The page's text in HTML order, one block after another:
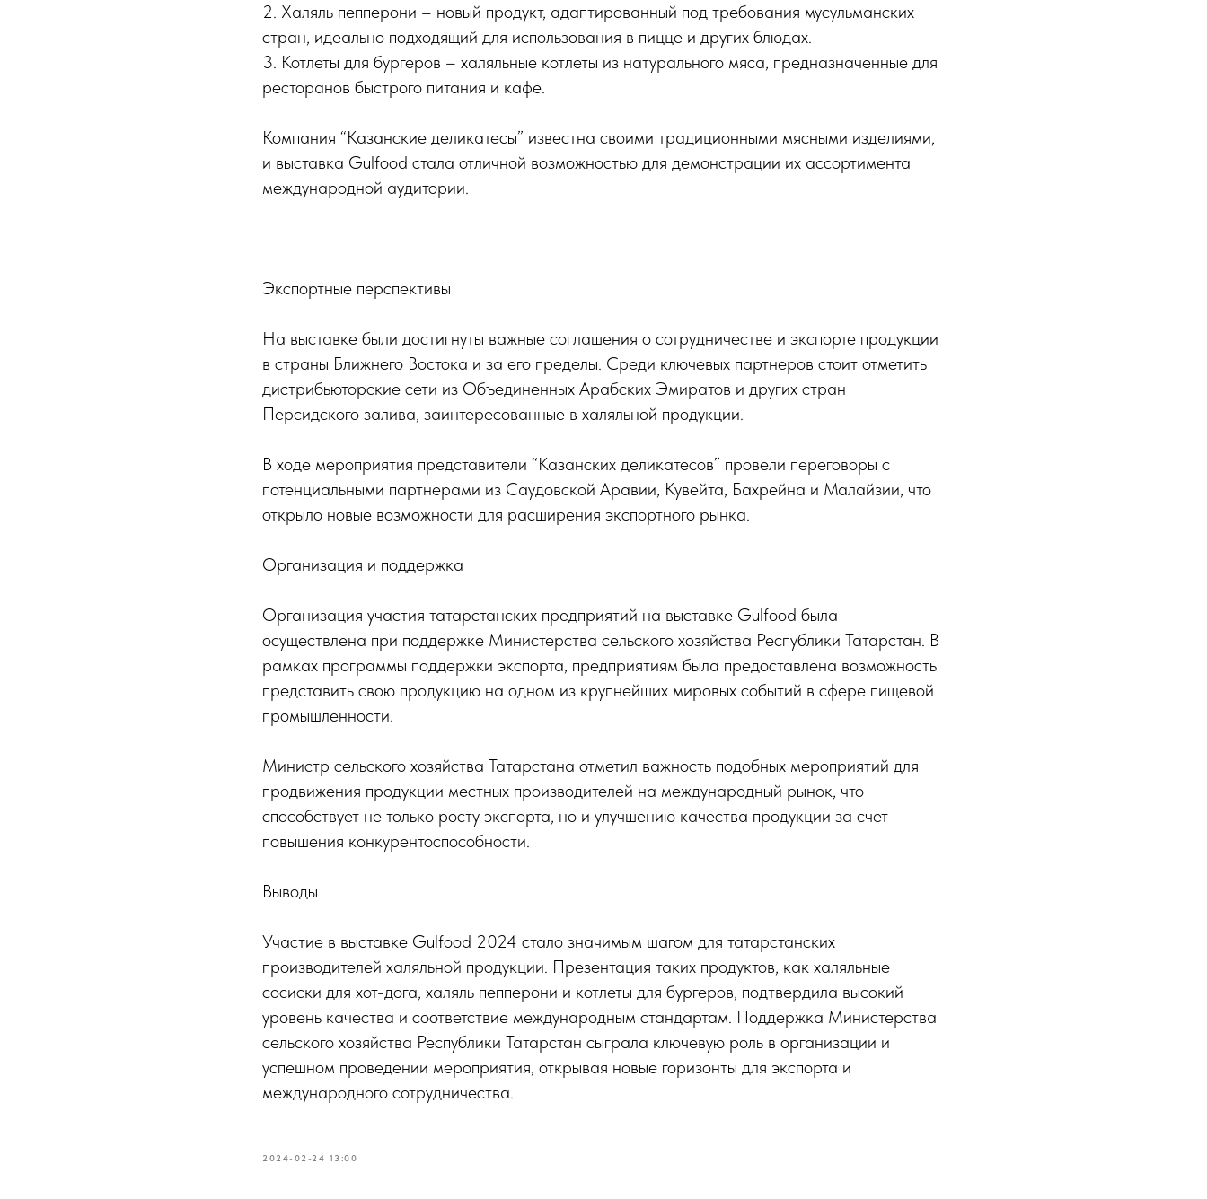
2. Халяль пепперони – новый продукт, адаптированный под требования мусульманских
стран, идеально подходящий для использования в пицце и других блюдах.
3. Котлеты для бургеров – халяльные котлеты из натурального мяса, предназначенные для
ресторанов быстрого питания и кафе.
Компания “Казанские деликатесы” известна своими традиционными мясными изделиями,
и выставка Gulfood стала отличной возможностью для демонстрации их ассортимента
международной аудитории.
Экспортные перспективы
На выставке были достигнуты важные соглашения о сотрудничестве и экспорте продукции
в страны Ближнего Востока и за его пределы. Среди ключевых партнеров стоит отметить
дистрибьюторские сети из Объединенных Арабских Эмиратов и других стран
Персидского залива, заинтересованные в халяльной продукции.
В ходе мероприятия представители “Казанских деликатесов” провели переговоры с
потенциальными партнерами из Саудовской Аравии, Кувейта, Бахрейна и Малайзии, что
открыло новые возможности для расширения экспортного рынка.
Организация и поддержка
Организация участия татарстанских предприятий на выставке Gulfood была
осуществлена при поддержке Министерства сельского хозяйства Республики Татарстан. В
рамках программы поддержки экспорта, предприятиям была предоставлена возможность
представить свою продукцию на одном из крупнейших мировых событий в сфере пищевой
промышленности.
Министр сельского хозяйства Татарстана отметил важность подобных мероприятий для
продвижения продукции местных производителей на международный рынок, что
способствует не только росту экспорта, но и улучшению качества продукции за счет
повышения конкурентоспособности.
Выводы
Участие в выставке Gulfood 2024 стало значимым шагом для татарстанских
производителей халяльной продукции. Презентация таких продуктов, как халяльные
сосиски для хот-дога, халяль пепперони и котлеты для бургеров, подтвердила высокий
уровень качества и соответствие международным стандартам. Поддержка Министерства
сельского хозяйства Республики Татарстан сыграла ключевую роль в организации и
успешном проведении мероприятия, открывая новые горизонты для экспорта и
международного сотрудничества.
2024-02-24 13:00